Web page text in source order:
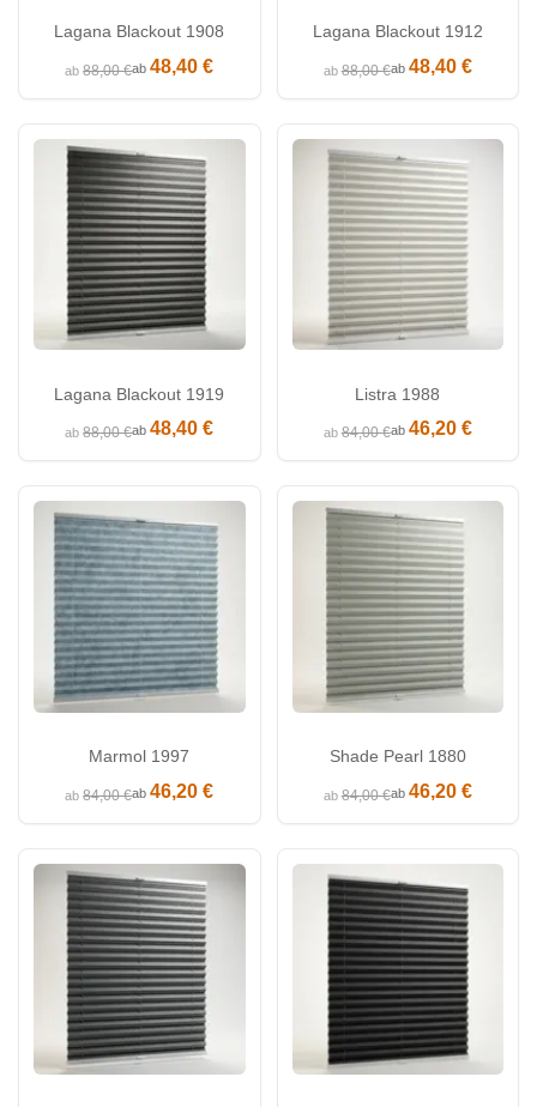
Lagana Blackout 1908
ab88,00 €ab48,40 €
Lagana Blackout 1912
ab88,00 €ab 48,40 €
Lagana Blackout 1919
ab88,00 €ab48,40 €
Listra 1988
ab84,00 €ab 46,20 €
Marmol 1997
ab84,00 €ab46,20 €
Shade Pearl 1880
ab84,00 €ab 46,20 €